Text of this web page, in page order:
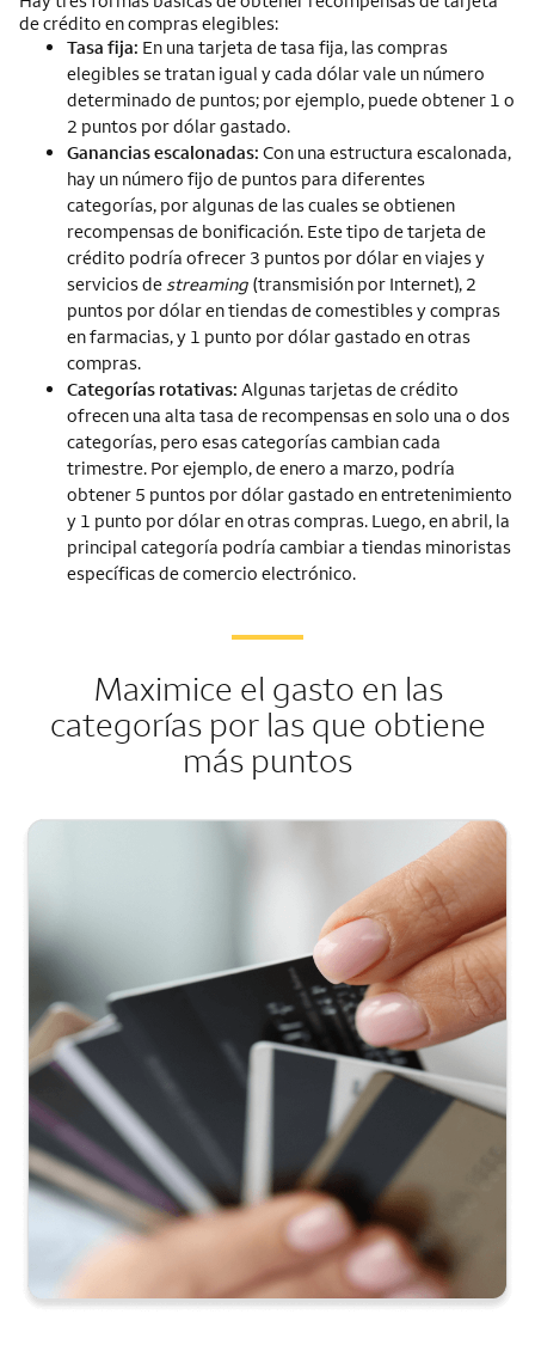
de crédito en compras elegibles:
Tasa fija: En una tarjeta de tasa fija, las compras
elegibles se tratan igual y cada dólar vale un número
determinado de puntos; por ejemplo, puede obtener 1 o
2 puntos por dólar gastado.
Ganancias escalonadas: Con una estructura escalonada,
hay un número fijo de puntos para diferentes
categorías, por algunas de las cuales se obtienen
recompensas de bonificación. Este tipo de tarjeta de
crédito podría ofrecer 3 puntos por dólar en viajes y
servicios destreaming (transmisión por Internet), 2
puntos por dólar en tiendas de comestibles y compras
en farmacias, y 1 punto por dólar gastado en otras
compras.
Categorías rotativas: Algunas tarjetas de crédito
ofrecen una alta tasa de recompensas en solo una o dos
categorías, pero esas categorías cambian cada
trimestre. Por ejemplo, de enero a marzo, podría
obtener 5 puntos por dólar gastado en entretenimiento
y 1 punto por dólar en otras compras. Luego, en abril, la
principal categoría podría cambiar a tiendas minoristas
específicas de comercio electrónico.
Maximice el gasto en las
categorías por las que obtiene
más puntos